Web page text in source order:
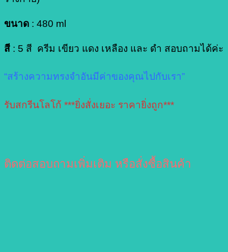
ขนาด : 480 ml
สี : 5 สี ครีม เขียว แดง เหลือง และ ดำ สอบถามได้ค่ะ
“สร้างความทรงจำอันมีค่าของคุณไปกับเรา”
รับสกรีนโลโก้ ***ยิ่งสั่งเยอะ ราคายิ่งถูก***
ติดต่อสอบถามเพิ่มเติม หรือสั่งซื้อสินค้า